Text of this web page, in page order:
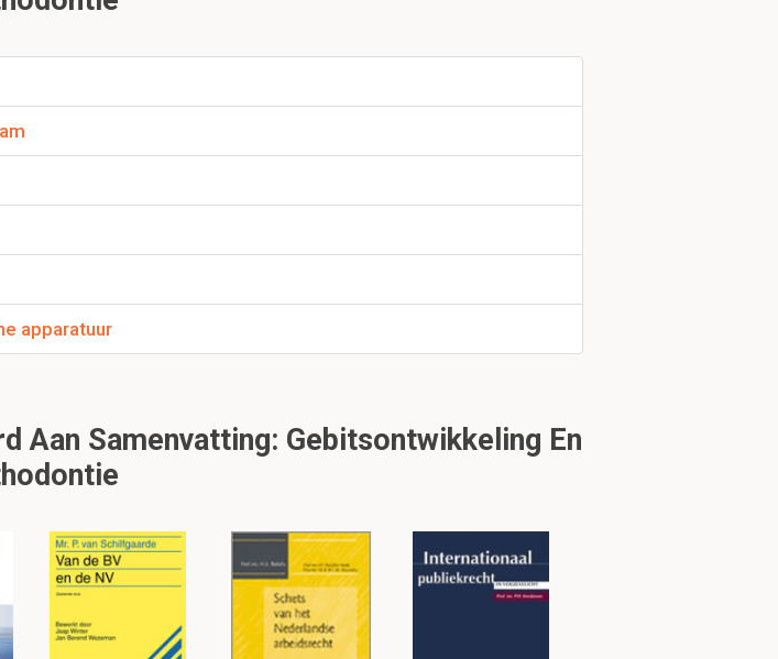
tot;
vergeleken die de onderkaak maakt met
(LHP: 27 graden (+/- 4)). Welke
apparatuur
Aan Samenvatting: Gebitsontwikkeling En